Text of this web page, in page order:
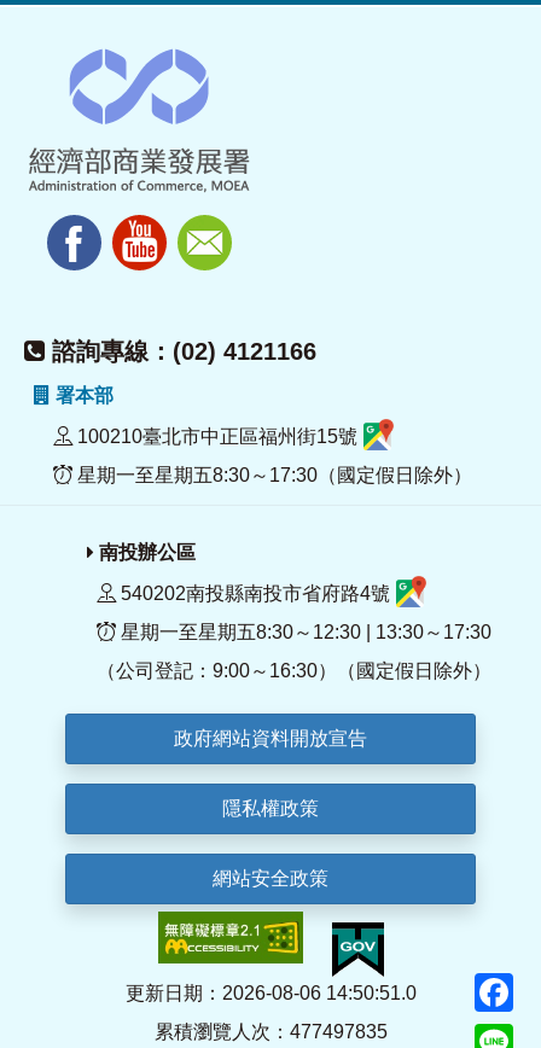
諮詢專線：(02) 4121166
署本部
100210臺北市中正區福州街15號
星期一至星期五8:30～17:30（國定假日除外）
南投辦公區
540202南投縣南投市省府路4號
星期一至星期五8:30～12:30 | 13:30～17:30
（公司登記：9:00～16:30）（國定假日除外）
政府網站資料開放宣告
隱私權政策
網站安全政策
更新日期：2026-08-06 14:50:51.0
累積瀏覽人次：477497835